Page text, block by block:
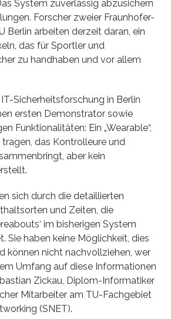
System zuverlässig abzusichern
Forscher zweier Fraunhofer-
Berlin arbeiten derzeit daran, ein
das für Sportler und
zu handhaben und vor allem
Sicherheitsforschung in Berlin
ersten Demonstrator sowie
Funktionalitäten: Ein „Wearable“,
das Kontrolleure und
aber kein
sich durch die detaillierten
und Zeiten, die
im bisherigen System
Sie haben keine Möglichkeit, dies
können nicht nachvollziehen, wer
Umfang auf diese Informationen
Zickau, Diplom-Informatiker
Mitarbeiter am TU-Fachgebiet
(SNET).